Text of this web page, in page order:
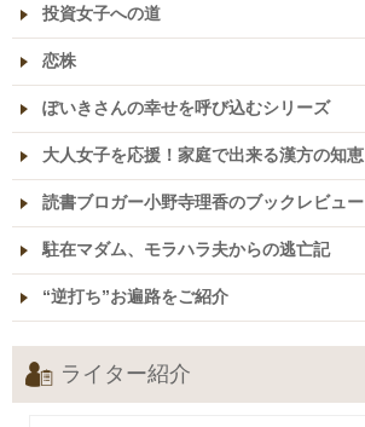
投資女子への道
恋株
ぽいきさんの幸せを呼び込むシリーズ
大人女子を応援！家庭で出来る漢方の知恵
読書ブロガー小野寺理香のブックレビュー
駐在マダム、モラハラ夫からの逃亡記
“逆打ち”お遍路をご紹介
ライター紹介